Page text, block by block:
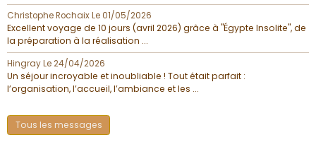
Christophe RochaixLe 01/05/2026
Excellent voyage de 10 jours (avril 2026) grâce à "Égypte Insolite", de
la préparation à la réalisation ...
HingrayLe 24/04/2026
Un séjour incroyable et inoubliable ! Tout était parfait :
l’organisation, l’accueil, l’ambiance et les ...
Tous les messages